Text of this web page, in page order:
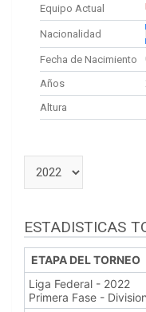
Equipo Actual
Nacionalidad
Fecha de Nacimiento
Años
Altura
ESTADISTICAS
ETAPA DEL TORNEO
Liga Federal - 2022
Primera Fase -